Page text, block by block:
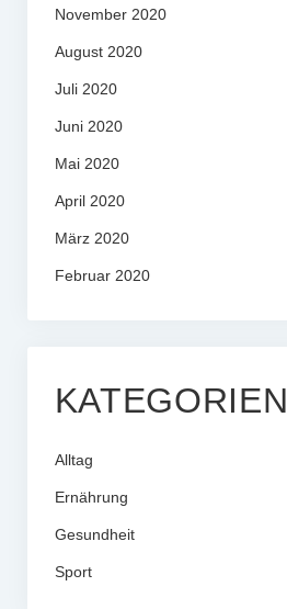
November 2020
August 2020
Juli 2020
Juni 2020
Mai 2020
April 2020
März 2020
Februar 2020
KATEGORIEN
Alltag
Ernährung
Gesundheit
Sport